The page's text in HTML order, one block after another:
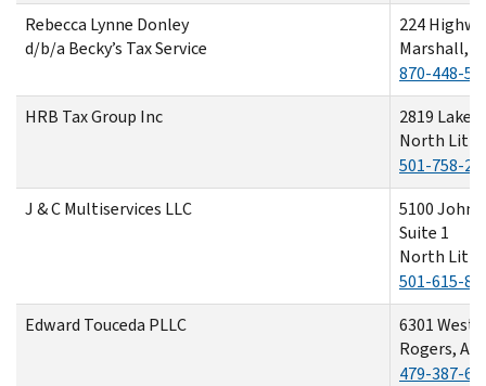
Rebecca Lynne Donley
d/b/a Becky’s Tax Service
224
Marshall,
870-448-
HRB Tax Group Inc
2819
North Little
501-758-
J & C Multiservices LLC
5100 John
Suite 1
North Little
501-615-
Edward Touceda PLLC
6301 West
Rogers, AR
479-387-